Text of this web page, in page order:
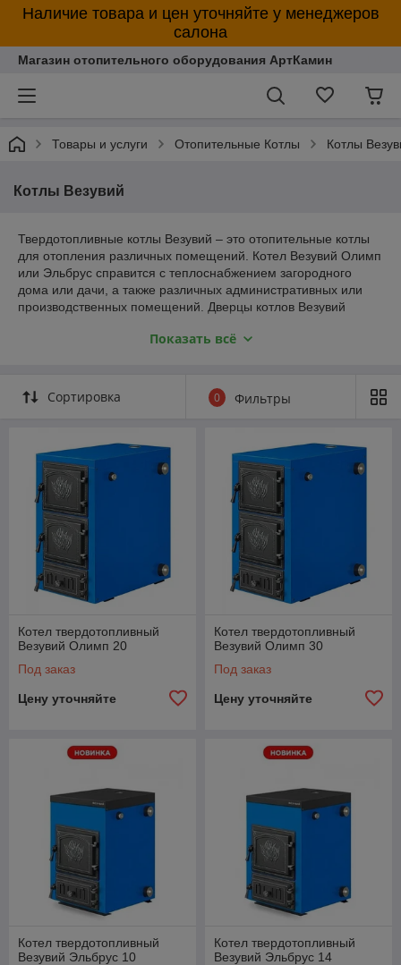
Наличие товара и цен уточняйте у менеджеров
салона
Магазин отопительного оборудования АртКамин
Товары и услуги Отопительные Котлы Котлы
Котлы Везувий
Твердотопливные котлы Везувий – это отопительные котлы
для отопления различных помещений. Котел Везувий Олимп
или Эльбрус справится с теплоснабжением загородного
дома или дачи, а также различных административных или
производственных помещений. Дверцы котлов Везувий
Нижняя дверца снабжена заслонкой для точной регулировки
Отопительные котлы Везувий работают на дровах или угле,
теплоносителя после угасания огня. В котлах Везувий есть
возможность установки горелки и переход котла на работу с
газом.
Показать всё
Сортировка 0 Фильтры
Котел твердотопливный
Везувий Олимп 20
Под заказ
Цену уточняйте
Котел твердотопливный
Везувий Олимп 30
Под заказ
Цену уточняйте
Котел твердотопливный
Везувий Эльбрус 10
Котел твердотопливный
Везувий Эльбрус 14